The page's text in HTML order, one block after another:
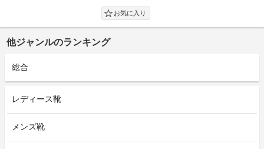
他ジャンルのランキング
総合
レディース靴
メンズ靴